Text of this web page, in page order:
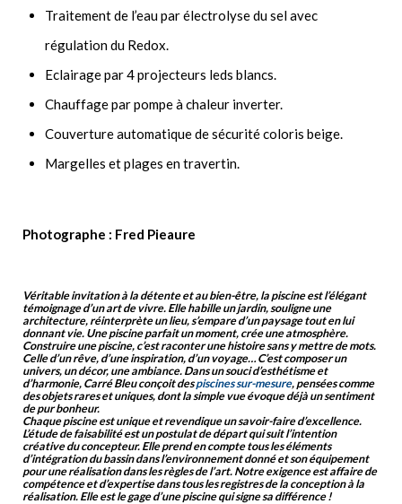
Traitement de l’eau par électrolyse du sel avec
régulation du Redox.
Eclairage par 4 projecteurs leds blancs.
Chauffage par pompe à chaleur inverter.
Couverture automatique de sécurité coloris beige.
Margelles et plages en travertin.
Photographe : Fred Pieaure
Véritable invitation à la détente et au bien-être, la piscine est l’élégant
témoignage d’un art de vivre. Elle habille un jardin, souligne une
architecture, réinterprète un lieu, s’empare d’un paysage tout en lui
donnant vie. Une piscine parfait un moment, crée une atmosphère.
Construire une piscine, c’est raconter une histoire sans y mettre de mots.
Celle d’un rêve, d’une inspiration, d’un voyage… C’est composer un
univers, un décor, une ambiance. Dans un souci d’esthétisme et
d’harmonie, Carré Bleu conçoit despiscines sur-mesure, pensées comme
des objets rares et uniques, dont la simple vue évoque déjà un sentiment
de pur bonheur.
Chaque piscine est unique et revendique un savoir-faire d’excellence.
L’étude de faisabilité est un postulat de départ qui suit l’intention
créative du concepteur. Elle prend en compte tous les éléments
d’intégration du bassin dans l’environnement donné et son équipement
pour une réalisation dans les règles de l’art. Notre exigence est affaire de
compétence et d’expertise dans tous les registres de la conception à la
réalisation. Elle est le gage d’une piscine qui signe sa différence !